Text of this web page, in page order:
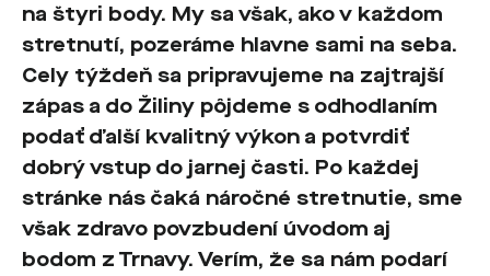
na štyri body. My sa však, ako v každom
stretnutí, pozeráme hlavne sami na seba.
Cely týždeň sa pripravujeme na zajtrajší
zápas a do Žiliny pôjdeme s odhodlaním
podať ďalší kvalitný výkon a potvrdiť
dobrý vstup do jarnej časti. Po každej
stránke nás čaká náročné stretnutie, sme
však zdravo povzbudení úvodom aj
bodom z Trnavy. Verím, že sa nám podarí